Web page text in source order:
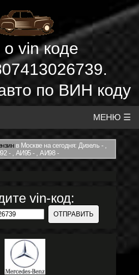
о vin коде
по ВИН коду
МЕНЮ ☰
в Москве на сегодня: Дизель - ,
- , АИ95 - , АИ98 -
vin-код: